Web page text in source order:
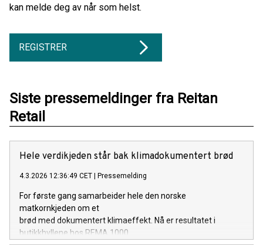
kan melde deg av når som helst.
REGISTRER
Siste pressemeldinger fra Reitan
Retail
Hele verdikjeden står bak klimadokumentert brød
4.3.2026 12:36:49 CET Pressemelding
For første gang samarbeider hele den norske
matkornkjeden om et
brød med dokumentert klimaeffekt. Nå er resultatet i
butikkhyllene hos REMA 1000.